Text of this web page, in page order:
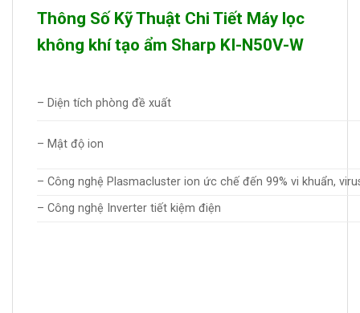
Thông Số Kỹ Thuật Chi Tiết Máy lọc
không khí tạo ẩm Sharp KI-N50V-W
– Diện tích phòng đề xuất
– Mật độ ion
– Công nghệ Plasmacluster ion ức chế đến 99% vi khuẩn,
– Công nghệ Inverter tiết kiệm điện